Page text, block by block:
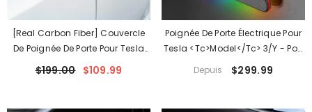
[Real Carbon Fiber] Couvercle
De Poignée De Porte Pour Tesla
Model S/X 2016-2024
$199.00 $109.99
Poignée De Porte Électrique Pour
Tesla <tc>Model</tc> 3/Y - Pop
Up Automatique, Bande
Lumineuse RVB (4 Pièces)
Depuis $299.99